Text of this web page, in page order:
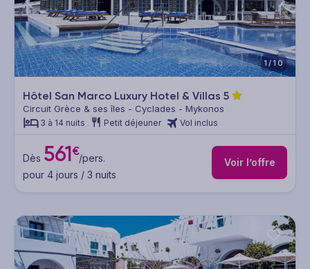
1/10
Hôtel San Marco Luxury Hotel & Villas 5
Circuit Grèce & ses îles - Cyclades - Mykonos
3 à 14 nuits Petit déjeuner Vol inclus
Dès 561€/pers.
pour 4 jours / 3 nuits
Voir l’offre